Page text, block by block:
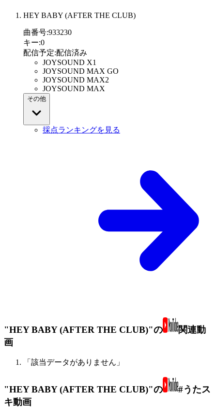
HEY BABY (AFTER THE CLUB)
曲番号:933230
キー:0
配信予定:配信済み
JOYSOUND X1
JOYSOUND MAX GO
JOYSOUND MAX2
JOYSOUND MAX
その他
採点ランキングを見る
"HEY BABY (AFTER THE CLUB)"の
関連動
画
「該当データがありません」
"HEY BABY (AFTER THE CLUB)"の
#うたス
キ動画